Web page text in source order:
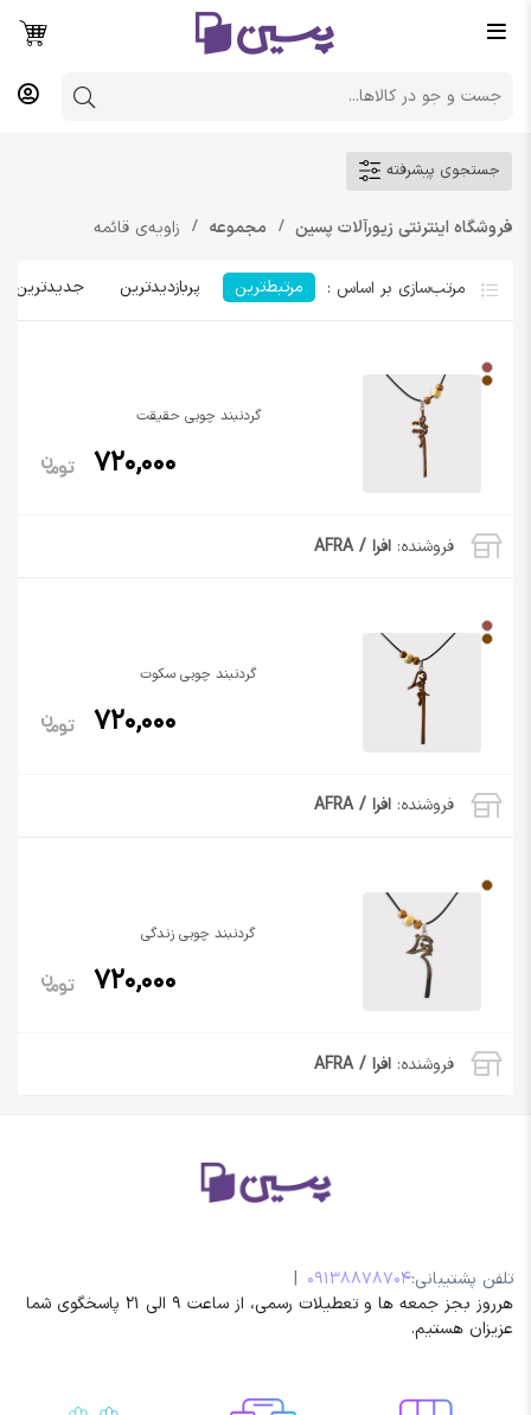
جستجوی پیشرفته
فروشگاه اینترنتی زیورآلات پسین مجموعه زاویه‌ی قائمه
مرتبط‌ترین پربازدیدترین جدیدترین
فروشنده: افرا / AFRA
گردنبند چوبی حقیقت
720,000
فروشنده: افرا / AFRA
گردنبند چوبی سکوت
720,000
فروشنده: افرا / AFRA
گردنبند چوبی زندگی
720,000
تلفن پشتیبانی:09138878704
|
هرروز بجز جمعه ها و تعطیلات رسمی، از ساعت 9 الی 21 پاسخگوی شما
عزیزان هستیم.